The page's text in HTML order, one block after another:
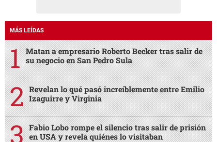
MÁS LEÍDAS
Matan a empresario Roberto Becker tras salir de
su negocio en San Pedro Sula
Revelan lo qué pasó increíblemente entre Emilio
Izaguirre y Virginia
Fabio Lobo rompe el silencio tras salir de prisión
en USA y revela quiénes lo visitaban